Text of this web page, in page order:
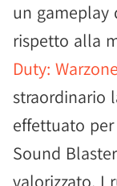
un gameplay
rispetto alla
Duty: Warzone
straordinario
effettuato per
Sound
valorizzato. I